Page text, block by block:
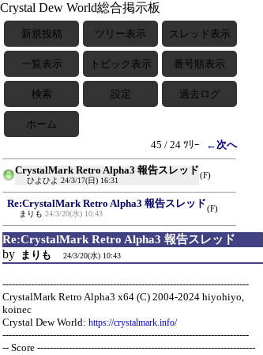
Crystal Dew World総合掲示板
新規投稿 ツリー表示 スレッド表示
一覧表示 トピック表示 番号順表示
検索 設定 過去ログ
ホーム
45 / 24 ﾂﾘｰ
←次へ
CrystalMark Retro Alpha3 報告スレッド
ひよひよ 24/3/17(日) 16:31
(F)
Re:CrystalMark Retro Alpha3 報告スレッド
まりも 24/3/20(水) 10:43
(F)
Re:CrystalMark Retro Alpha3 報告スレッド
by まりも 24/3/20(水) 10:43
------------------------------------------------------------------------------
CrystalMark Retro Alpha3 x64 (C) 2004-2024 hiyohiyo,
koinec
Crystal Dew World: https://crystalmark.info/
------------------------------------------------------------------------------
-- Score ---------------------------------------------------------------------